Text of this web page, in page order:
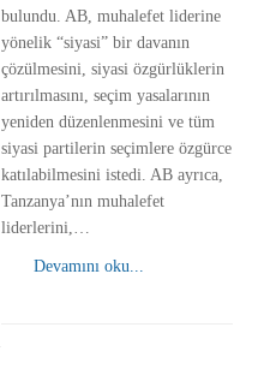
bulundu. AB, muhalefet liderine
yönelik “siyasi” bir davanın
çözülmesini, siyasi özgürlüklerin
artırılmasını, seçim yasalarının
yeniden düzenlenmesini ve tüm
siyasi partilerin seçimlere özgürce
katılabilmesini istedi. AB ayrıca,
Tanzanya’nın muhalefet
liderlerini,…
Devamını oku...